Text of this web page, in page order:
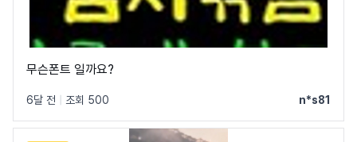
무슨폰트 일까요?
6달 전 조회 500 n*s81